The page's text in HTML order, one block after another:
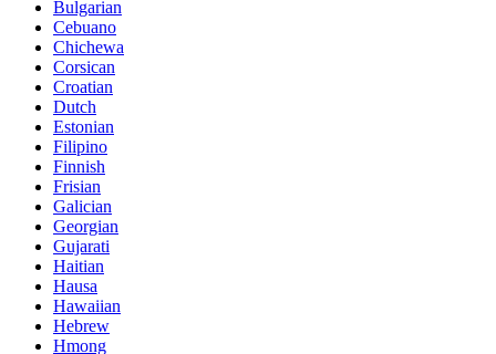
Bulgarian
Cebuano
Chichewa
Corsican
Croatian
Dutch
Estonian
Filipino
Finnish
Frisian
Galician
Georgian
Gujarati
Haitian
Hausa
Hawaiian
Hebrew
Hmong